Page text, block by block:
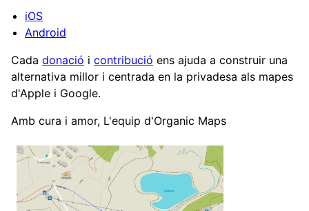
iOS
Android
Cada donació i contribució ens ajuda a construir una
alternativa millor i centrada en la privadesa als mapes
d'Apple i Google.
Amb cura i amor, L'equip d'Organic Maps